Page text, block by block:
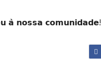
𝗮̀ 𝗻𝗼𝘀𝘀𝗮 𝗰𝗼𝗺𝘂𝗻𝗶𝗱𝗮𝗱𝗲!